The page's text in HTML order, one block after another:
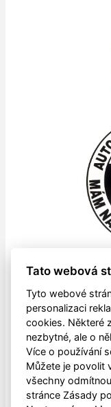
Tato webová
Tyto webové
personalizaci
cookies. Některé
nezbytné, ale o
Více o používání
Můžete je povolit
všechny
stránce Zásady